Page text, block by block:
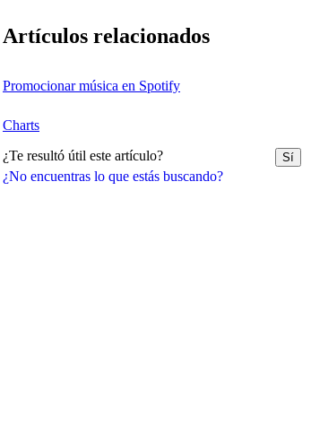
¿No encuentras lo que estás buscando?
Artículos relacionados
Promocionar música en Spotify
Charts
¿Te resultó útil este artículo? Sí